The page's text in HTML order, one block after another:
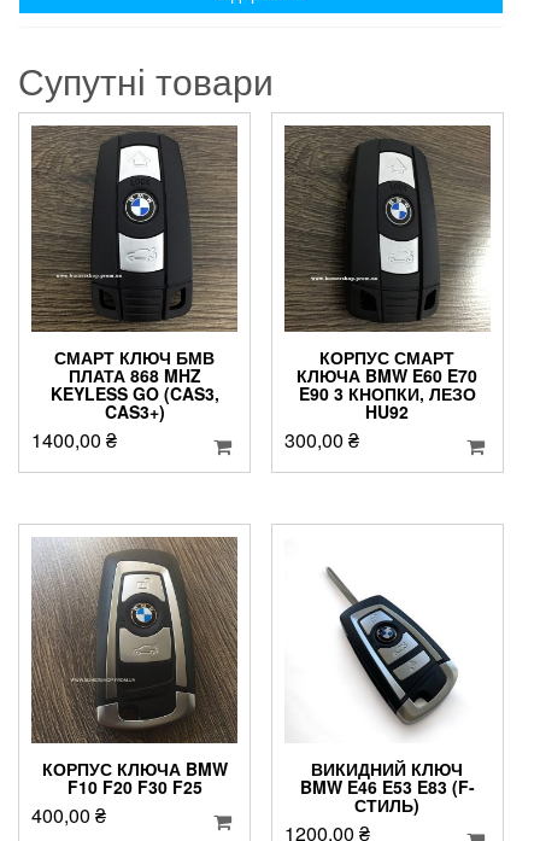
Супутні товари
СМАРТ КЛЮЧ БМВ
ПЛАТА 868 MHZ
KEYLESS GO (CAS3,
CAS3+)
1400,00 ₴
КОРПУС СМАРТ
КЛЮЧА BMW E60 E70
E90 3 КНОПКИ, ЛЕЗО
HU92
300,00 ₴
КОРПУС КЛЮЧА BMW
F10 F20 F30 F25
400,00 ₴
ВИКИДНИЙ КЛЮЧ
BMW E46 E53 E83 (F-
СТИЛЬ)
1200,00 ₴